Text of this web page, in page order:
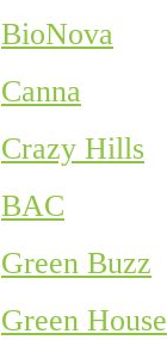
BioNova
Canna
Crazy Hills
BAC
Green Buzz
Green House